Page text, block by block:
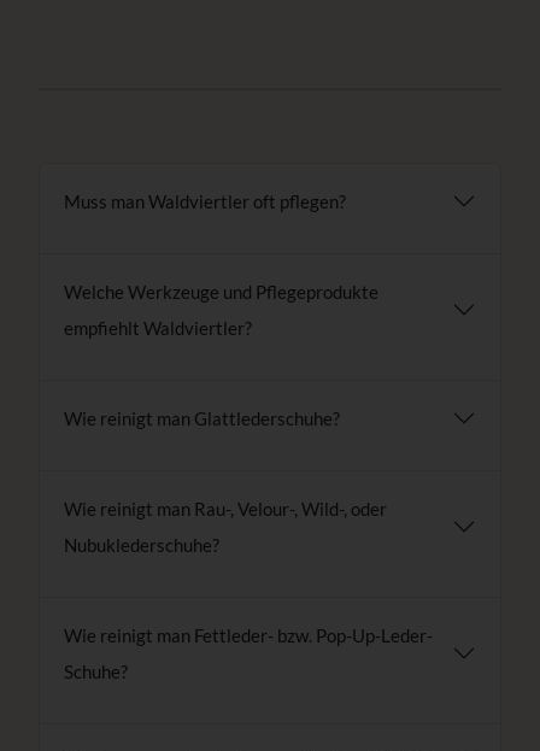
Muss man Waldviertler oft pflegen?
Welche Werkzeuge und Pflegeprodukte
empfiehlt Waldviertler?
Wie reinigt man Glattlederschuhe?
Wie reinigt man Rau-, Velour-, Wild-, oder
Nubuklederschuhe?
Wie reinigt man Fettleder- bzw. Pop-Up-Leder-
Schuhe?